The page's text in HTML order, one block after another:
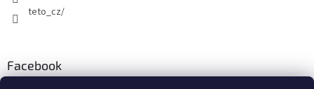
teto_cz/
Facebook